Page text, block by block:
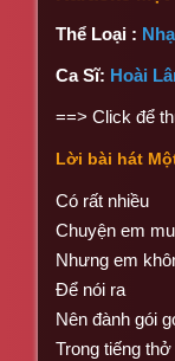
Thể Loại :
Ca Sĩ: Hoài
==> Click để
Lời bài hát
Có rất nhiều
Chuyện em
Nhưng em
Để nói ra
Nên đành gói
Trong tiếng thở